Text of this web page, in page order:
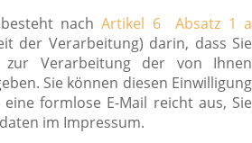
besteht nachArtikel 6 Absatz 1 a
der Verarbeitung) darin, dass Sie
zur Verarbeitung der von Ihnen
Sie können diesen Einwilligung
formlose E-Mail reicht aus, Sie
im Impressum.